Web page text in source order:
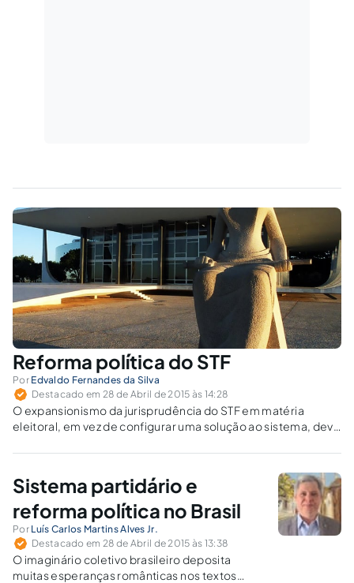
Reforma política do STF
Por Edvaldo Fernandes da Silva
Destacado em 28 de Abril de 2015 às 14:28
O expansionismo da jurisprudência do STF em matéria
eleitoral, em vez de configurar uma solução ao sistema, deve
reforma política adequada.
Sistema partidário e
reforma política no Brasil
Por Luís Carlos Martins Alves Jr.
Destacado em 28 de Abril de 2015 às 13:38
O imaginário coletivo brasileiro deposita
muitas esperanças românticas nos textos